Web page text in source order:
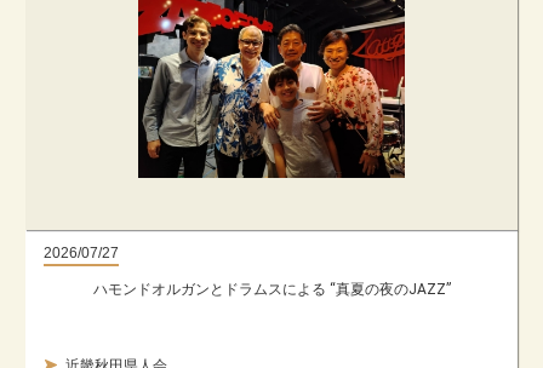
2026/07/27
ハモンドオルガンとドラムスによる “真夏の夜のJAZZ”